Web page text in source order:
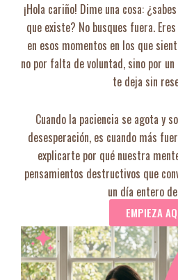
¡Hola cariño! Dime una cosa:
que existe? No busques fuera.
en esos momentos en los que
no por falta de voluntad, sino por
te deja sin
Cuando la paciencia se agota y
desesperación, es cuando más
explicarte por qué nuestra
pensamientos destructivos que
un día entero
EMPIEZA